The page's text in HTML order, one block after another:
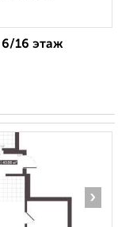
6/16 этаж
›